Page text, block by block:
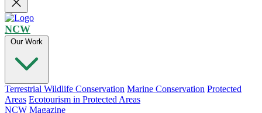
NCW
Our Work
Terrestrial Wildlife Conservation Marine Conservation Protected
Areas Ecotourism in Protected Areas
NCW Magazine